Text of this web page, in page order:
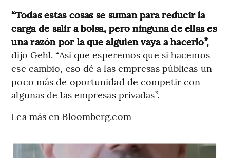
“Todas estas cosas se suman para reducir la
carga de salir a bolsa, pero ninguna de ellas es
una razón por la que alguien vaya a hacerlo”,
dijo Gehl. “Así que esperemos que si hacemos
ese cambio, eso dé a las empresas públicas un
poco más de oportunidad de competir con
algunas de las empresas privadas”.
Lea más en Bloomberg.com